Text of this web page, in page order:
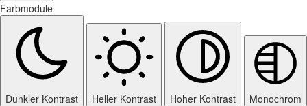
Farbmodule
Dunkler Kontrast Heller Kontrast Hoher Kontrast Monochrom